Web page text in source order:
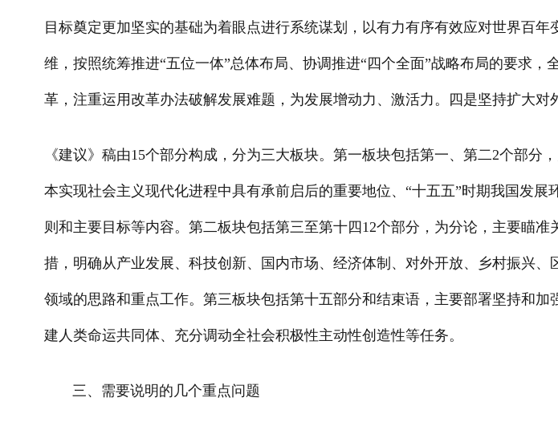
目标奠定更加坚实的基础为着眼点进行系统谋划，以有力有序有效应对世界百
维，按照统筹推进“五位一体”总体布局、协调推进“四个全面”战略布局的要求
革，注重运用改革办法破解发展难题，为发展增动力、激活力。四是坚持扩大
《建议》稿由15个部分构成，分为三大板块。第一板块包括第一、第二2个部
本实现社会主义现代化进程中具有承前启后的重要地位、“十五五”时期我国发
则和主要目标等内容。第二板块包括第三至第十四12个部分，为分论，主要瞄
措，明确从产业发展、科技创新、国内市场、经济体制、对外开放、乡村振兴
领域的思路和重点工作。第三板块包括第十五部分和结束语，主要部署坚持和
建人类命运共同体、充分调动全社会积极性主动性创造性等任务。
三、需要说明的几个重点问题